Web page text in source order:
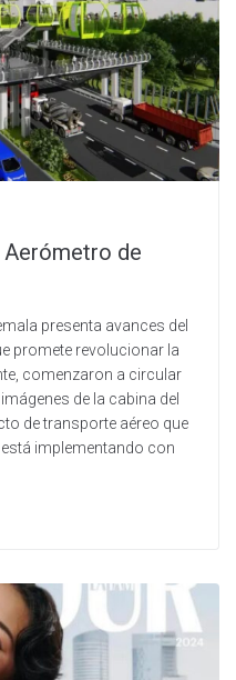
Aerómetro de
presenta avances del
promete revolucionar la
comenzaron a circular
de la cabina del
de transporte aéreo que
implementando con